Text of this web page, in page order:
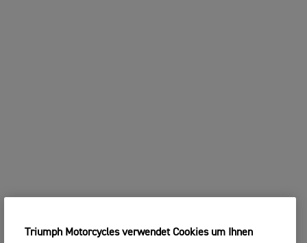
Triumph Motorcycles verwendet Cookies um Ihnen